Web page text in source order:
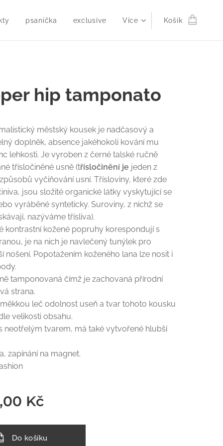
psaníčka exclusive Více Košík
hip tamponato
městský kousek je nadčasový a
doplněk, absence jakéhokoli kování mu
lehkosti. Je vyroben z černé talské ručně
třísločiněné usně (třísločinění je jeden z
vyčiňování usní. Třísloviny, které zde
jsou složité organické látky vyskytující se
vyráběné synteticky. Suroviny, z nichž se
nazýváme třísliva).
kontrastní kožené popruhy korespondují s
je na nich je navlečený tunýlek pro
nošení. Popotažením koženého lana lze nosit i
tamponovaná čímž je zachovaná přírodní
strana.
leč odolnost useň a tvar tohoto kousku
velikosti obsahu.
neotřelým tvarem, má také vytvořené hlubší
zapínání na magnet.
Kč
Do košíku